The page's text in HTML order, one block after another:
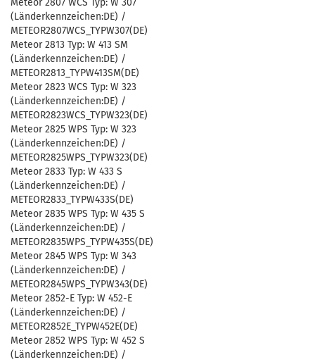
Meteor 2807 WCS Typ: W 307
(Länderkennzeichen:DE) /
METEOR2807WCS_TYPW307(DE)
Meteor 2813 Typ: W 413 SM
(Länderkennzeichen:DE) /
METEOR2813_TYPW413SM(DE)
Meteor 2823 WCS Typ: W 323
(Länderkennzeichen:DE) /
METEOR2823WCS_TYPW323(DE)
Meteor 2825 WPS Typ: W 323
(Länderkennzeichen:DE) /
METEOR2825WPS_TYPW323(DE)
Meteor 2833 Typ: W 433 S
(Länderkennzeichen:DE) /
METEOR2833_TYPW433S(DE)
Meteor 2835 WPS Typ: W 435 S
(Länderkennzeichen:DE) /
METEOR2835WPS_TYPW435S(DE)
Meteor 2845 WPS Typ: W 343
(Länderkennzeichen:DE) /
METEOR2845WPS_TYPW343(DE)
Meteor 2852-E Typ: W 452-E
(Länderkennzeichen:DE) /
METEOR2852E_TYPW452E(DE)
Meteor 2852 WPS Typ: W 452 S
(Länderkennzeichen:DE) /